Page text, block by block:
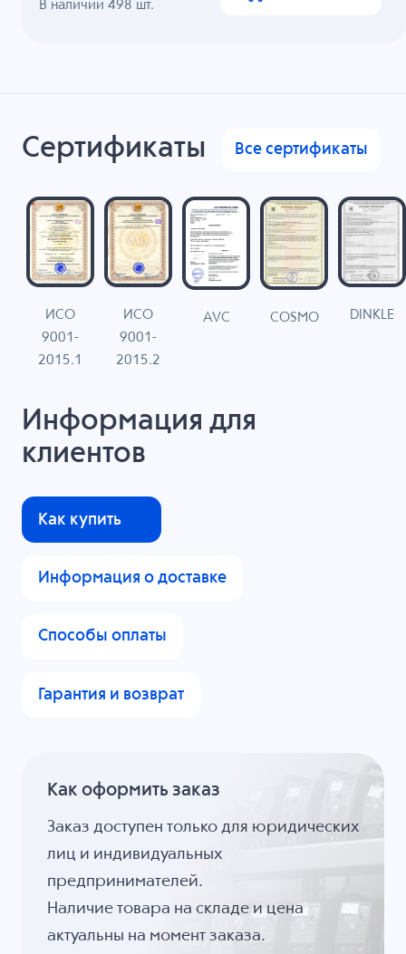
В наличии498 шт.
Сертификаты Все сертификаты
ИСО
9001-
2015.1
ИСО
9001-
2015.2
AVC COSMO DINKLE
Информация для
клиентов
Как купить
Информация о доставке
Способы оплаты
Гарантия и возврат
Как оформить заказ
Заказ доступен только для юридических
лиц и индивидуальных
предпринимателей.
Наличие товара на складе и цена
актуальны на момент заказа.